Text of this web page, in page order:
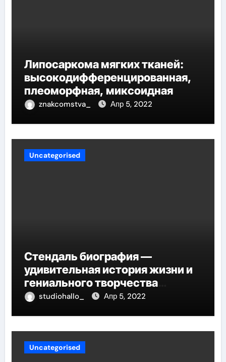
Липосаркома мягких тканей:
высокодифференцированная,
плеоморфная, миксоидная
znakcomstva_ Апр 5, 2022
Uncategorised
Стендаль биография —
удивительная история жизни и
гениального творчества
великого писателя
studiohallo_ Апр 5, 2022
Uncategorised